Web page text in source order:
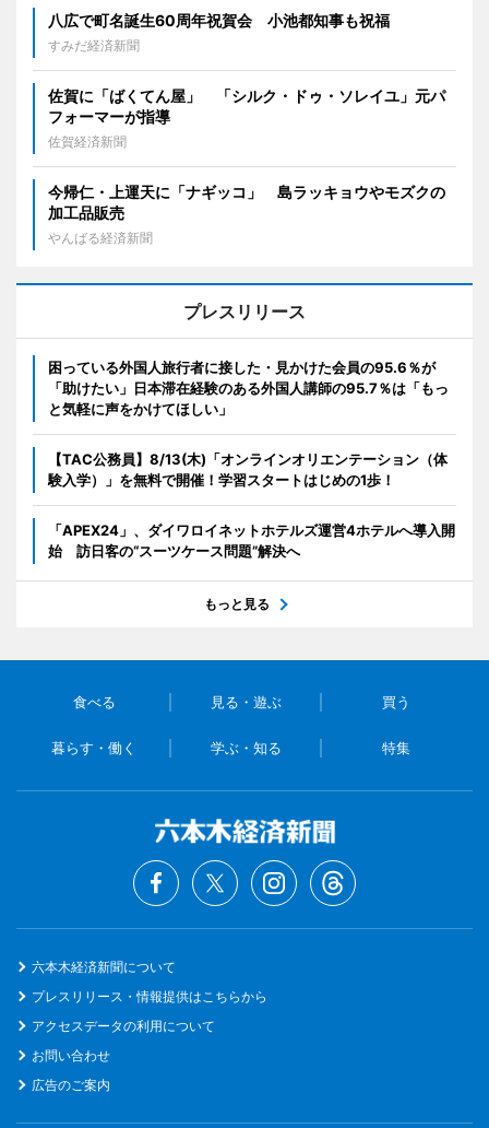
八広で町名誕生60周年祝賀会 小池都知事も祝福
すみだ経済新聞
佐賀に「ばくてん屋」 「シルク・ドゥ・ソレイユ」元パ
フォーマーが指導
佐賀経済新聞
今帰仁・上運天に「ナギッコ」 島ラッキョウやモズクの
加工品販売
やんばる経済新聞
プレスリリース
困っている外国人旅行者に接した・見かけた会員の95.6％が
「助けたい」日本滞在経験のある外国人講師の95.7％は「もっ
と気軽に声をかけてほしい」
【TAC公務員】8/13(木)「オンラインオリエンテーション（体
験入学）」を無料で開催！学習スタートはじめの1歩！
「APEX24」、ダイワロイネットホテルズ運営4ホテルへ導入開
始 訪日客の“スーツケース問題”解決へ
もっと見る
食べる 見る・遊ぶ 買う
暮らす・働く 学ぶ・知る 特集
六本木経済新聞について
プレスリリース・情報提供はこちらから
アクセスデータの利用について
お問い合わせ
広告のご案内